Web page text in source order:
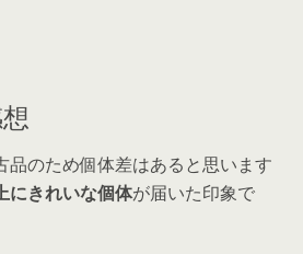
品のため個体差はあると思います
にきれいな個体が届いた印象で